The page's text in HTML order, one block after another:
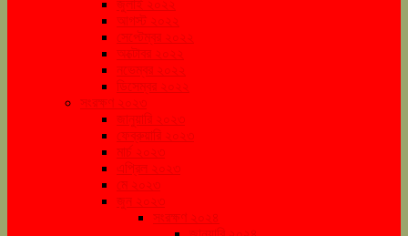
জুলাই ২০২২
আগস্ট ২০২২
সেপ্টেম্বর ২০২২
অক্টোবর ২০২২
নভেম্বর ২০২২
ডিসেম্বর ২০২২
সংরক্ষণ ২০২৩
জানুয়ারি ২০২৩
ফেব্রুয়ারি ২০২৩
মার্চ ২০২৩
এপ্রিল ২০২৩
মে ২০২৩
জুন ২০২৩
সংরক্ষণ ২০২৪